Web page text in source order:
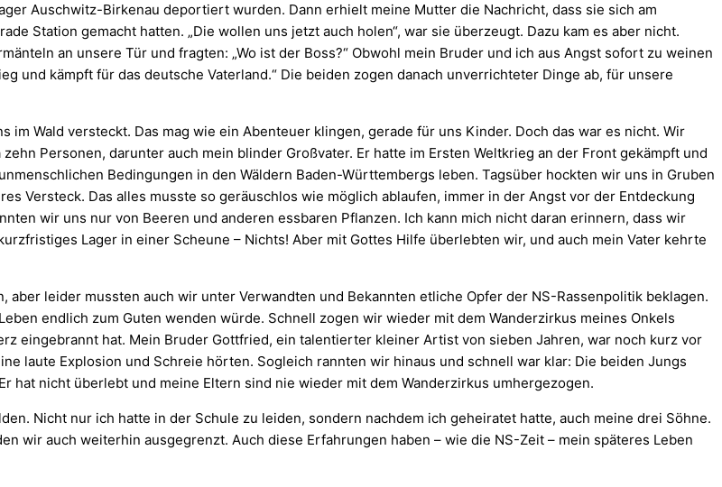
Auschwitz-Birkenau deportiert wurden. Dann erhielt meine Mutter die Nachricht, dass sie sich am
Station gemacht hatten. „Die wollen uns jetzt auch holen“, war sie überzeugt. Dazu kam es aber nicht.
an unsere Tür und fragten: „Wo ist der Boss?“ Obwohl mein Bruder und ich aus Angst sofort zu weinen
und kämpft für das deutsche Vaterland.“ Die beiden zogen danach unverrichteter Dinge ab, für unsere
im Wald versteckt. Das mag wie ein Abenteuer klingen, gerade für uns Kinder. Doch das war es nicht. Wir
Personen, darunter auch mein blinder Großvater. Er hatte im Ersten Weltkrieg an der Front gekämpft und
Bedingungen in den Wäldern Baden-Württembergs leben. Tagsüber hockten wir uns in Gruben
Versteck. Das alles musste so geräuschlos wie möglich ablaufen, immer in der Angst vor der Entdeckung
wir uns nur von Beeren und anderen essbaren Pflanzen. Ich kann mich nicht daran erinnern, dass wir
Lager in einer Scheune – Nichts! Aber mit Gottes Hilfe überlebten wir, und auch mein Vater kehrte
leider mussten auch wir unter Verwandten und Bekannten etliche Opfer der NS-Rassenpolitik beklagen.
endlich zum Guten wenden würde. Schnell zogen wir wieder mit dem Wanderzirkus meines Onkels
eingebrannt hat. Mein Bruder Gottfried, ein talentierter kleiner Artist von sieben Jahren, war noch kurz vor
laute Explosion und Schreie hörten. Sogleich rannten wir hinaus und schnell war klar: Die beiden Jungs
hat nicht überlebt und meine Eltern sind nie wieder mit dem Wanderzirkus umhergezogen.
Nicht nur ich hatte in der Schule zu leiden, sondern nachdem ich geheiratet hatte, auch meine drei Söhne.
wir auch weiterhin ausgegrenzt. Auch diese Erfahrungen haben – wie die NS-Zeit – mein späteres Leben